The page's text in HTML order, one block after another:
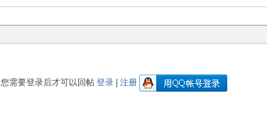
您需要登录后才可以回帖 登录| 注册